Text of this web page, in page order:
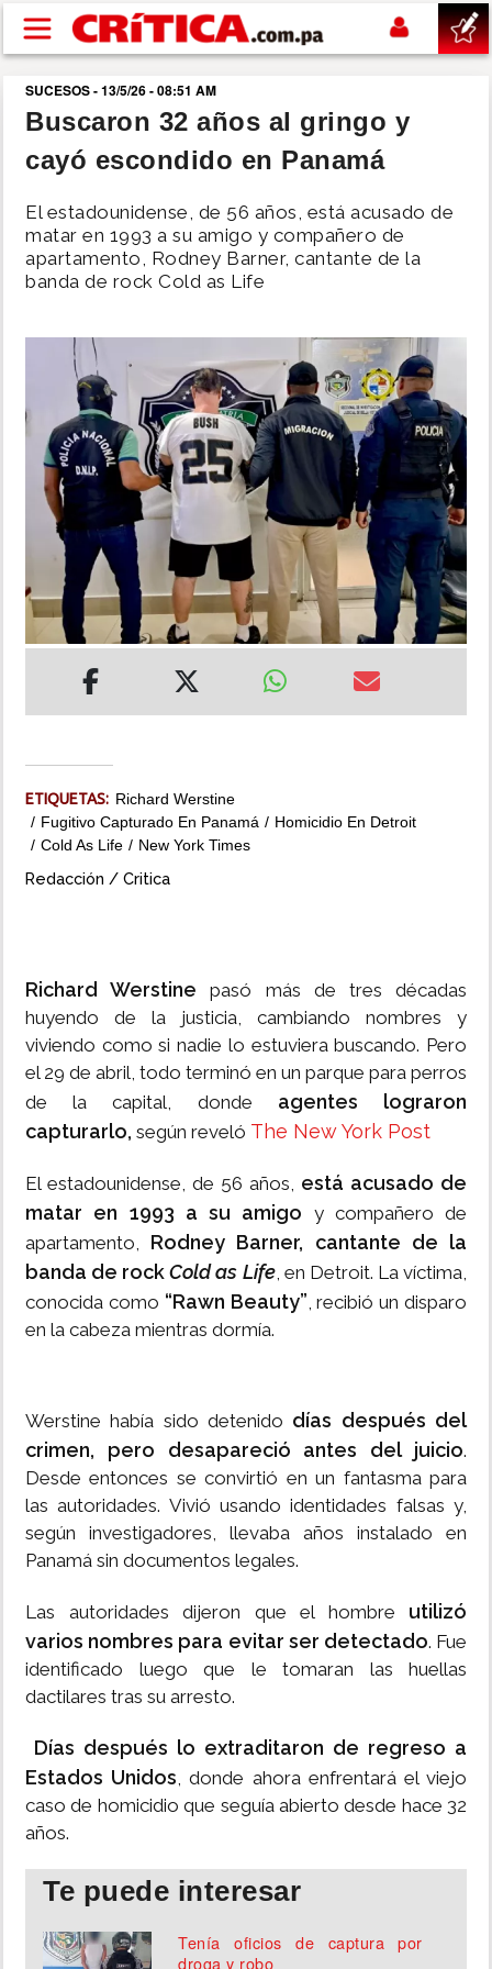
Pasar al contenido principal
buscar
SUCESOS
NACIONAL
POLÍTICA
DEPORTES
MUNDO
INSÓLITAS
MULTIMEDIA
SUCESOS - 13/5/26 - 08:51 AM
Buscaron 32 años al gringo y
cayó escondido en Panamá
El estadounidense, de 56 años, está acusado de
matar en 1993 a su amigo y compañero de
apartamento, Rodney Barner, cantante de la
banda de rock Cold as Life
ETIQUETAS: Richard Werstine
Fugitivo Capturado En Panamá
Homicidio En Detroit
Cold As Life
New York Times
Redacción / Critica
Richard Werstinepasó más de tres décadas
huyendo de la justicia, cambiando nombres y
viviendo como si nadie lo estuviera buscando. Pero
el 29 de abril, todo terminó en un parque para perros
de la capital, donde agentes lograron
capturarlo, según reveló The New York Post
El estadounidense, de 56 años, está acusado de
matar en 1993 a su amigo y compañero de
apartamento, Rodney Barner, cantante de la
banda de rockCold as Life, en Detroit. La víctima,
conocida como “Rawn Beauty”, recibió un disparo
en la cabeza mientras dormía.
Werstine había sido detenido días después del
crimen, pero desapareció antes del juicio.
Desde entonces se convirtió en un fantasma para
las autoridades. Vivió usando identidades falsas y,
según investigadores, llevaba años instalado en
Panamá sin documentos legales.
Las autoridades dijeron que el hombre utilizó
varios nombres para evitar ser detectado. Fue
identificado luego que le tomaran las huellas
dactilares tras su arresto.
Días después lo extraditaron de regreso a
Estados Unidos, donde ahora enfrentará el viejo
caso de homicidio que seguía abierto desde hace 32
años.
Te puede interesar
Tenía oficios de captura por
droga y robo